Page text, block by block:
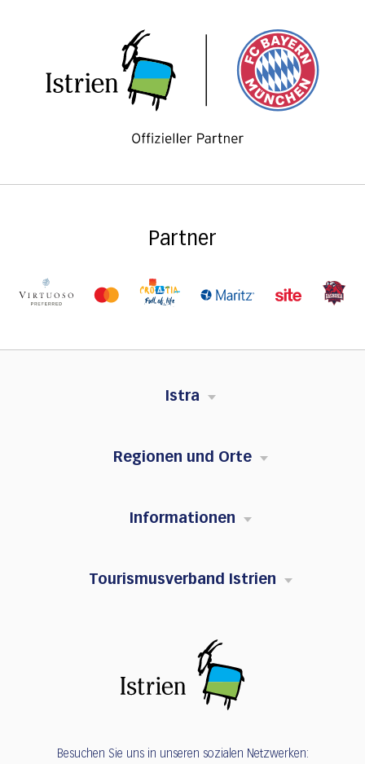
Partner
Istra
Regionen und Orte
Informationen
Tourismusverband Istrien
Besuchen Sie uns in unseren sozialen Netzwerken: